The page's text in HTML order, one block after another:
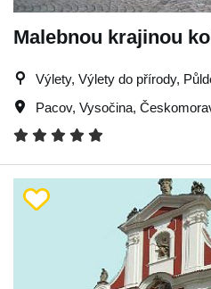
Malebnou krajinou
Výlety, Výlety do přírody,
Pacov, Vysočina,